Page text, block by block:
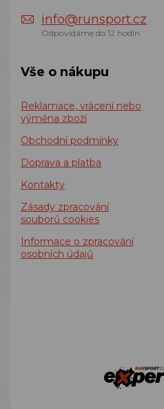
info@runsport.cz
Odpovídáme do 12 hodin
Vše o nákupu
Reklamace, vrácení nebo
výměna zboží
Obchodní podmínky
Doprava a platba
Kontakty
Zásady zpracování
souborů cookies
Informace o zpracování
osobních údajů